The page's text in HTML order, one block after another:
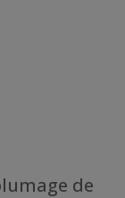
de